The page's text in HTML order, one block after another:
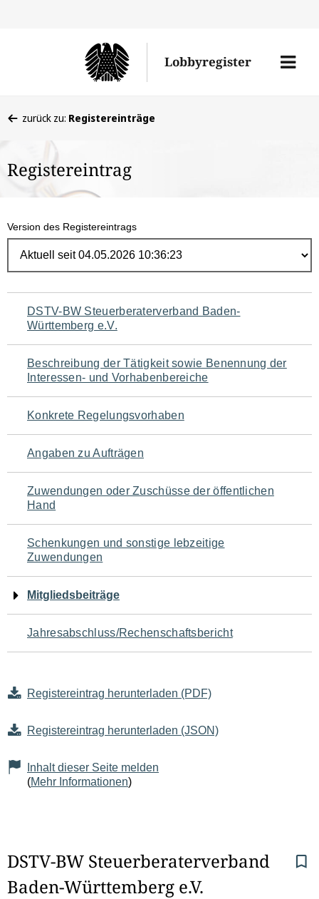
Lobbyregister
Menü
befinden
hier:
zurück zu: Registereinträge
Registereintrag
Version des Registereintrags
Navigation
für
den
Seiteninhalt
DSTV-BW Steuerberaterverband Baden-
Württemberg e.V.
Beschreibung der Tätigkeit sowie Benennung der
Interessen- und Vorhabenbereiche
Konkrete Regelungsvorhaben
Angaben zu Aufträgen
Zuwendungen oder Zuschüsse der öffentlichen
Hand
Schenkungen und sonstige lebzeitige
Zuwendungen
Mitgliedsbeiträge
Jahresabschluss/Rechenschaftsbericht
Registereintrag herunterladen (PDF)
Registereintrag herunterladen (JSON)
Inhalt dieser Seite melden
(Mehr Informationen)
S
e
DSTV-BW Steuerberaterverband
Baden-Württemberg e.V.